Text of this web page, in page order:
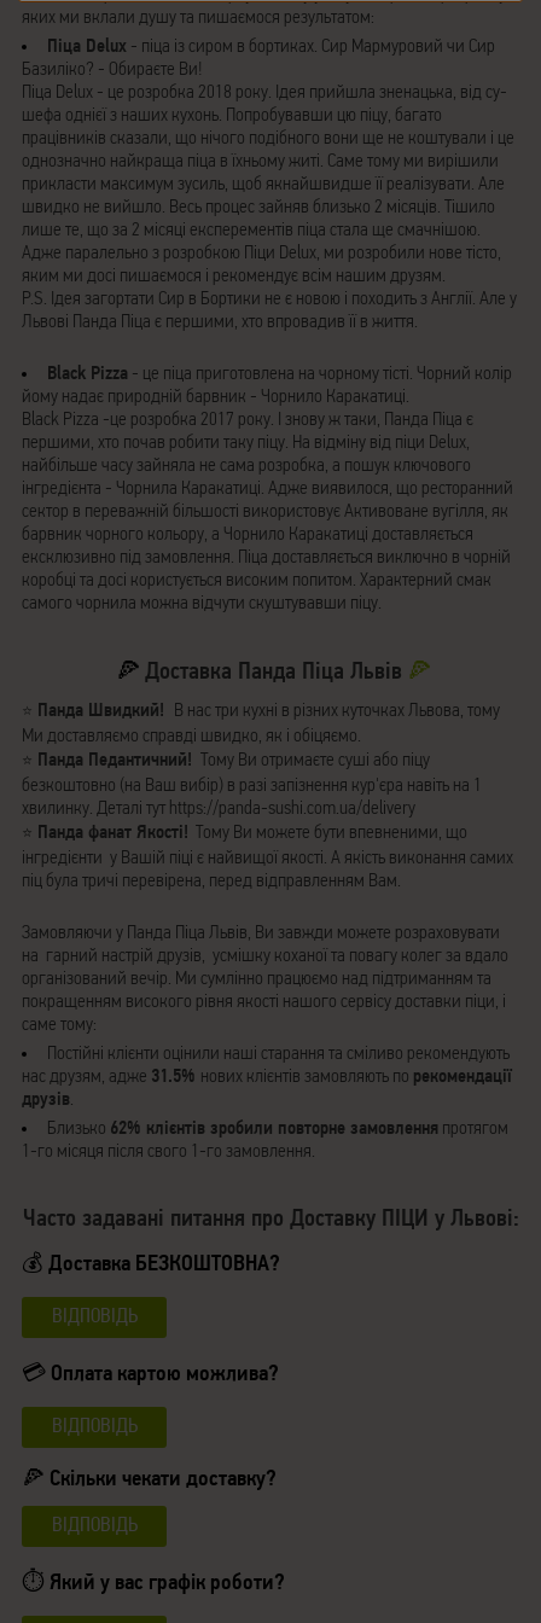
яких ми вклали душу та пишаємося результатом:
Піца Delux - піца із сиром в бортиках. Сир Мармуровий чи Сир
Базиліко? - Обираєте Ви!
Піца Delux - це розробка 2018 року. Ідея прийшла зненацька, від су-
шефа однієї з наших кухонь. Попробувавши цю піцу, багато
працівників сказали, що нічого подібного вони ще не коштували і це
однозначно найкраща піца в їхньому житі. Саме тому ми вирішили
прикласти максимум зусиль, щоб якнайшвидше її реалізувати. Але
швидко не вийшло. Весь процес зайняв близько 2 місяців. Тішило
лише те, що за 2 місяці експерементів піца стала ще смачнішою.
Адже паралельно з розробкою Піци Delux, ми розробили нове тісто,
яким ми досі пишаємося і рекомендує всім нашим друзям.
P.S. Ідея загортати Сир в Бортики не є новою і походить з Англії. Але у
Львові Панда Піца є першими, хто впровадив її в життя.
Black Pizza - це піца приготовлена на чорному тісті. Чорний колір
йому надає природній барвник - Чорнило Каракатиці.
Black Pizza -це розробка 2017 року. І знову ж таки, Панда Піца є
першими, хто почав робити таку піцу. На відміну від піци Delux,
найбільше часу зайняла не сама розробка, а пошук ключового
інгредієнта - Чорнила Каракатиці. Адже виявилося, що ресторанний
сектор в переважній більшості використовує Активоване вугілля, як
барвник чорного кольору, а Чорнило Каракатиці доставляється
ексклюзивно під замовлення. Піца доставляється виключно в чорній
коробці та досі користується високим попитом. Характерний смак
самого чорнила можна відчути скуштувавши піцу.
🍕 Доставка Панда Піца Львів 🍕
⭐ Панда Швидкий!
В нас три кухні в різних куточках Львова, тому
Ми доставляємо справді швидко, як і обіцяємо.
⭐ Панда Педантичний!
Тому Ви отримаєте суші або піцу
безкоштовно (на Ваш вибір) в разі запізнення кур'єра навіть на 1
хвилинку. Деталі тут https://panda-sushi.com.ua/delivery
⭐ Панда фанат Якості!
Тому Ви можете бути впевненими, що
інгредієнти у Вашій піці є найвищої якості. А якість виконання самих
піц була тричі перевірена, перед відправленням Вам.
Замовляючи у Панда Піца Львів, Ви завжди можете розраховувати
на гарний настрій друзів, усмішку коханої та повагу колег за вдало
організований вечір. Ми сумлінно працюємо над підтриманням та
покращенням високого рівня якості нашого сервісу доставки піци, і
саме тому:
Постійні клієнти оцінили наші старання та сміливо рекомендують
нас друзям, адже 31.5% нових клієнтів замовляють по рекомендації
друзів.
Близько 62% клієнтів зробили повторне замовлення протягом
1-го місяця після свого 1-го замовлення.
Часто задавані питання про Доставку ПІЦИ у Львові:
💰 Доставка БЕЗКОШТОВНА?
ВІДПОВІДЬ
💳 Оплата картою можлива?
ВІДПОВІДЬ
🍕 Скільки чекати доставку?
ВІДПОВІДЬ
⏱ Який у вас графік роботи?